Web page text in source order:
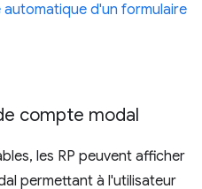
d'un formulaire
compte modal
les RP peuvent afficher
permettant à l'utilisateur